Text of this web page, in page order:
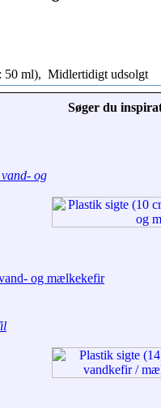
50 ml), Midlertidigt udsolgt
Søger du
og
og mælkekefir